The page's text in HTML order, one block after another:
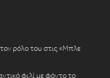
ρόλο του στις «Μπλε
φιλί με φόντο το